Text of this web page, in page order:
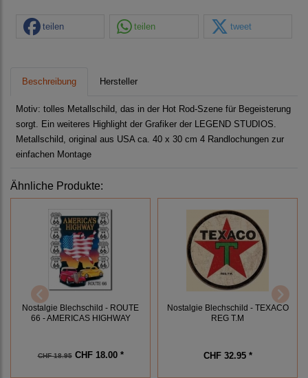
teilen teilen tweet
Beschreibung Hersteller
Motiv: tolles Metallschild, das in der Hot Rod-Szene für Begeisterung
sorgt. Ein weiteres Highlight der Grafiker der LEGEND STUDIOS.
Metallschild, original aus USA ca. 40 x 30 cm 4 Randlochungen zur
einfachen Montage
Ähnliche Produkte:
Nostalgie Blechschild - ROUTE
66 - AMERICAS HIGHWAY
CHF 18.95CHF 18.00 *
Nostalgie Blechschild - TEXACO
REG T.M
CHF 32.95 *